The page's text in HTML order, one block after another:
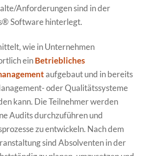
Anforderungen sind in der
Software hinterlegt.
wie in Unternehmen
einBetriebliches
aufgebaut und in bereits
oder Qualitätssysteme
kann. Die Teilnehmer werden
Audits durchzuführen und
zu entwickeln. Nach dem
sind Absolventen in der